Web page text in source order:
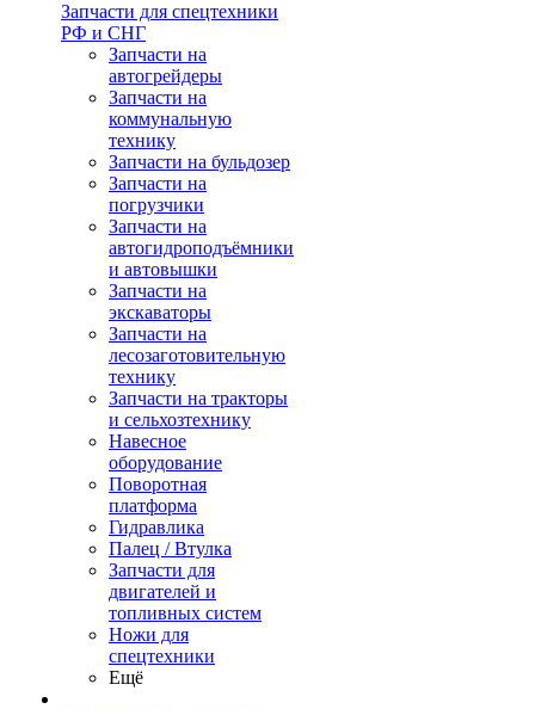
Запчасти для спецтехники
РФ и СНГ
Запчасти на
автогрейдеры
Запчасти на
коммунальную
технику
Запчасти на бульдозер
Запчасти на
погрузчики
Запчасти на
автогидроподъёмники
и автовышки
Запчасти на
экскаваторы
Запчасти на
лесозаготовительную
технику
Запчасти на тракторы
и сельхозтехнику
Навесное
оборудование
Поворотная
платформа
Гидравлика
Палец / Втулка
Запчасти для
двигателей и
топливных систем
Ножи для
спецтехники
Ещё